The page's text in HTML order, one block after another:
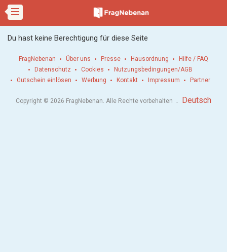
Du hast keine Berechtigung für diese Seite
FragNebenan Über uns Presse Hausordnung
Hilfe / FAQ
Datenschutz
Cookies
Nutzungsbedingungen/AGB
Gutschein einlösen
Werbung Kontakt Impressum Partner
Copyright © 2026 FragNebenan. Alle Rechte vorbehalten . Deutsch